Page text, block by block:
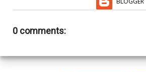
0 comments: